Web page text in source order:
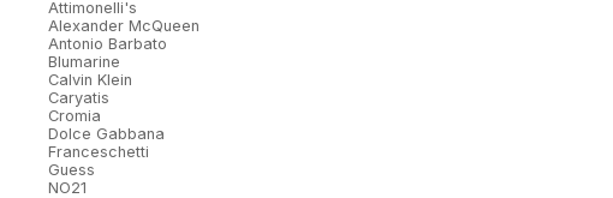
Attimonelli's
Alexander McQueen
Antonio Barbato
Blumarine
Calvin Klein
Caryatis
Cromia
Dolce Gabbana
Franceschetti
Guess
NO21